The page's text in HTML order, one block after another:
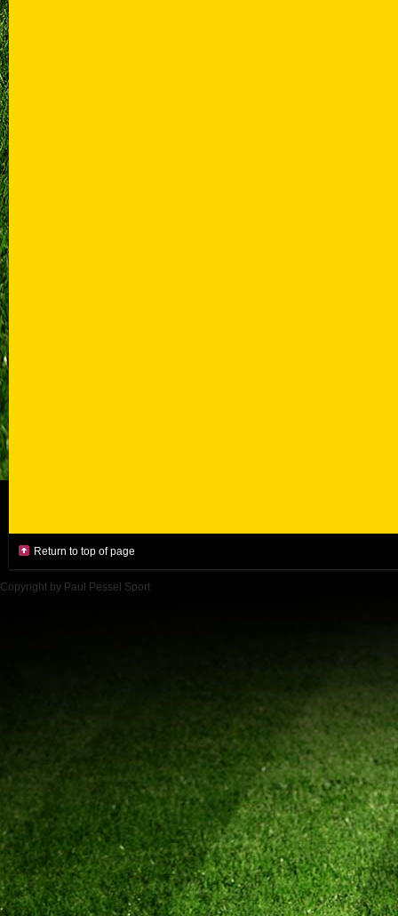
Return to top of page
Copyright by Paul Pessel Sport